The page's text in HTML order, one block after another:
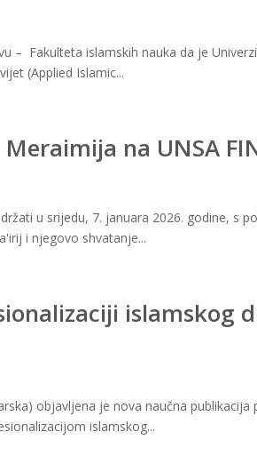
– Fakulteta islamskih nauka da je
(Applied Islamic...
na UNSA
u srijedu, 7. januara 2026. godine, s
i njegovo shvatanje...
islamskog
objavljena je nova naučna
islamskog...